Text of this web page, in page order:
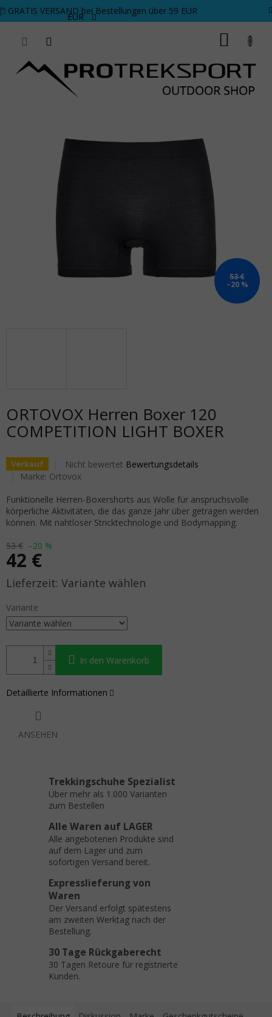
Zum Inhalt springen
GRATIS VERSAND bei Bestellungen über 59 EUR
EUR
53 €
–20 %
ORTOVOX Herren Boxer 120
COMPETITION LIGHT BOXER
Verkauf Die durchschnittliche Produktbewertung ist 0,0 von
Nicht bewertet Bewertungsdetails
Marke: Ortovox
53 € –20 %
42 €
Verkaufspreis: Variante wählen
Variante
In den Warenkorb
Funktionelle Herren-Boxershorts aus Wolle für anspruchsvolle
körperliche Aktivitäten, die das ganze Jahr über getragen werden
können. Mit nahtloser Stricktechnologie und Bodymapping.
Detaillierte Informationen
ANSEHEN
Trekkingschuhe Spezialist
Über mehr als 1.000 Varianten
zum Bestellen
Alle Waren auf LAGER
Alle angebotenen Produkte sind
auf dem Lager und zum
sofortigen Versand bereit.
Expresslieferung von
Waren
Der Versand erfolgt spätestens
am zweiten Werktag nach der
Bestellung.
30 Tage Rückgaberecht
30 Tagen Retoure für registrierte
Kunden.